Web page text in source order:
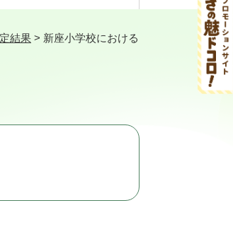
結果 > 新座小学校における